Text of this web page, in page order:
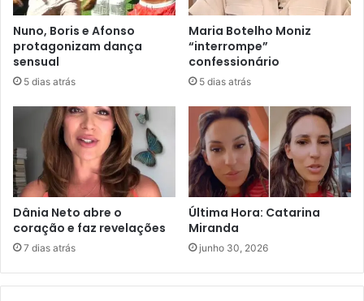
Nuno, Boris e Afonso
protagonizam dança
sensual
5 dias atrás
Maria Botelho Moniz
“interrompe”
confessionário
5 dias atrás
Dânia Neto abre o
coração e faz revelações
7 dias atrás
Última Hora: Catarina
Miranda
junho 30, 2026